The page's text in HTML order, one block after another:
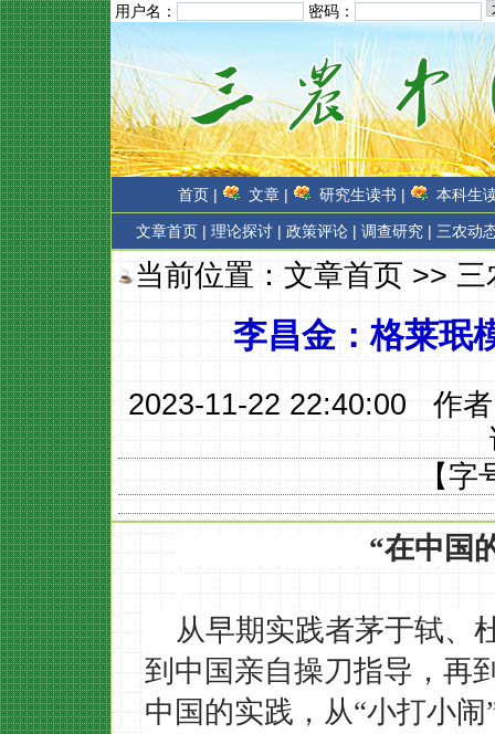
用户名： 密码：
首页 | 文章 | 研究生读书 | 本科生
文章首页 | 理论探讨 | 政策评论 | 调查研究 | 三农动
当前位置：文章首页>>三
李昌金：格莱珉
2023-11-22 22:40:00 作
【字
“在中国
从早期实践者茅于轼、
到中国亲自操刀指导，再
中国的实践， 从“小打小闹